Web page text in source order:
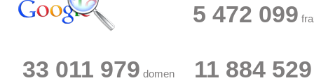
5 472 099
33 011 979 domen 11 884 529